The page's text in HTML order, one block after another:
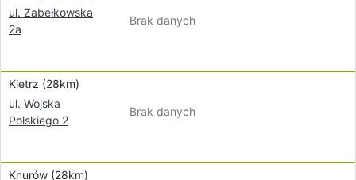
ul. Zabełkowska
2a
Brak danych
Kietrz (28km)
ul. Wojska
Polskiego 2
Brak danych
Knurów (28km)